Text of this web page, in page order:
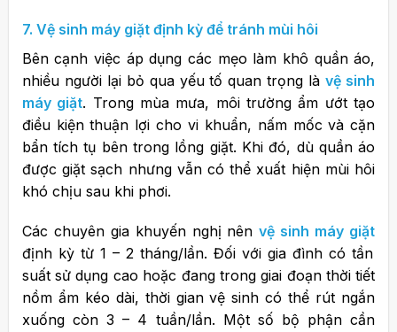
7. Vệ sinh máy giặt định kỳ để tránh mùi hôi
Bên cạnh việc áp dụng các mẹo làm khô quần áo,
nhiều người lại bỏ qua yếu tố quan trọng làvệ sinh
máy giặt. Trong mùa mưa, môi trường ẩm ướt tạo
điều kiện thuận lợi cho vi khuẩn, nấm mốc và cặn
bẩn tích tụ bên trong lồng giặt. Khi đó, dù quần áo
được giặt sạch nhưng vẫn có thể xuất hiện mùi hôi
khó chịu sau khi phơi.
Các chuyên gia khuyến nghị nênvệ sinh máy giặt
định kỳ từ 1 – 2 tháng/lần. Đối với gia đình có tần
suất sử dụng cao hoặc đang trong giai đoạn thời tiết
nồm ẩm kéo dài, thời gian vệ sinh có thể rút ngắn
xuống còn 3 – 4 tuần/lần. Một số bộ phận cần